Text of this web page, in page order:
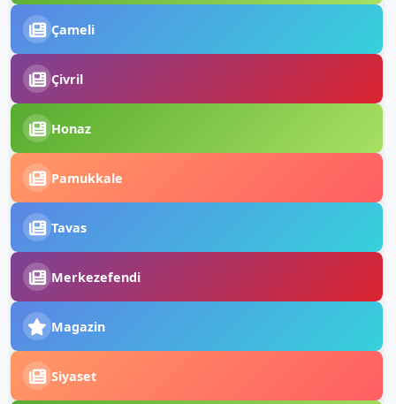
Çameli
Çivril
Honaz
Pamukkale
Tavas
Merkezefendi
Magazin
Siyaset